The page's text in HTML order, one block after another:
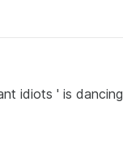
idiots ' is dancing